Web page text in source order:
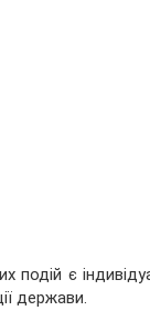
подій є
держави.